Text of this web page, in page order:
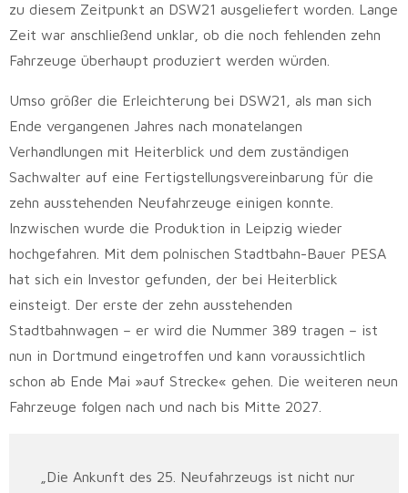
zu diesem Zeitpunkt an DSW21 ausgeliefert worden. Lange
Zeit war anschließend unklar, ob die noch fehlenden zehn
Fahrzeuge überhaupt produziert werden würden.
Umso größer die Erleichterung bei DSW21, als man sich
Ende vergangenen Jahres nach monatelangen
Verhandlungen mit Heiterblick und dem zuständigen
Sachwalter auf eine Fertigstellungsvereinbarung für die
zehn ausstehenden Neufahrzeuge einigen konnte.
Inzwischen wurde die Produktion in Leipzig wieder
hochgefahren. Mit dem polnischen Stadtbahn-Bauer PESA
hat sich ein Investor gefunden, der bei Heiterblick
einsteigt. Der erste der zehn ausstehenden
Stadtbahnwagen – er wird die Nummer 389 tragen – ist
nun in Dortmund eingetroffen und kann voraussichtlich
schon ab Ende Mai »auf Strecke« gehen. Die weiteren neun
Fahrzeuge folgen nach und nach bis Mitte 2027.
„Die Ankunft des 25. Neufahrzeugs ist nicht nur